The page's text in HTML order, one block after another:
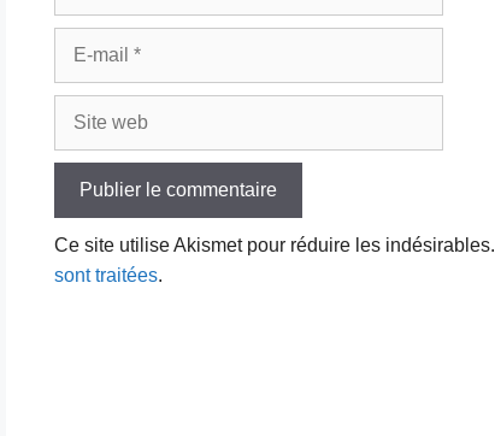
Ce site utilise Akismet pour réduire les indésirables.
sont traitées.